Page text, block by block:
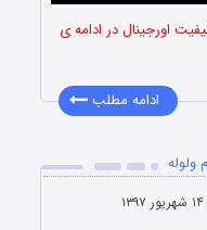
اورجینال در ادامه ی
ادامه مطلب
ولوله
۱۴ شهریور ۱۳۹۷